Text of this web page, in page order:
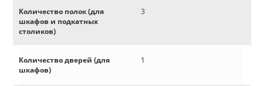
Количество полок (для
шкафов и подкатных
столиков)
3
Количество дверей (для
шкафов)
1